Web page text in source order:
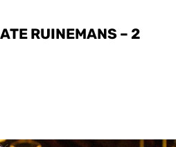
RUINEMANS – 2